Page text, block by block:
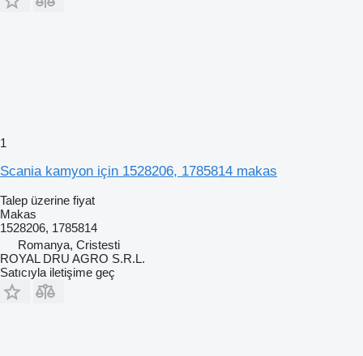
1
Scania kamyon için 1528206, 1785814 makas
Talep üzerine fiyat
Makas
1528206, 1785814
Romanya, Cristesti
ROYAL DRU AGRO S.R.L.
Satıcıyla iletişime geç